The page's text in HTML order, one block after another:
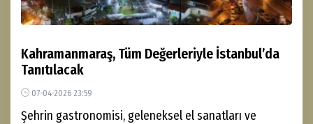
Kahramanmaraş, Tüm Değerleriyle İstanbul’da
Tanıtılacak
07-04-2026 23:59
Şehrin gastronomisi, geleneksel el sanatları ve